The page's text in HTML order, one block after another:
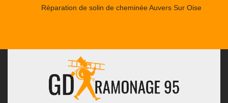
Réparation de solin de cheminée Auvers Sur Oise